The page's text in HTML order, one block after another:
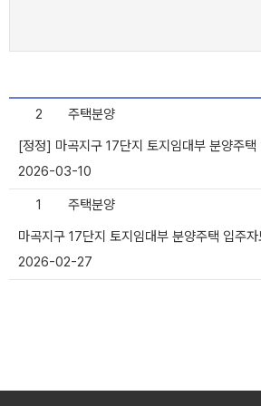
2
주택분양
[정정] 마곡지구 17단지 토지임대부 분양주택
2026-03-10
1
주택분양
마곡지구 17단지 토지임대부 분양주택 입주
2026-02-27